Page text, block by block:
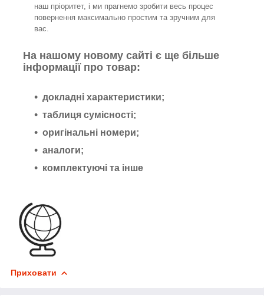
наш пріоритет, і ми прагнемо зробити весь процес
повернення максимально простим та зручним для
вас.
На нашому новому сайті є ще більше
інформації про товар:
докладні характеристики;
таблиця сумісності;
оригінальні номери;
аналоги;
комплектуючі та інше
Приховати